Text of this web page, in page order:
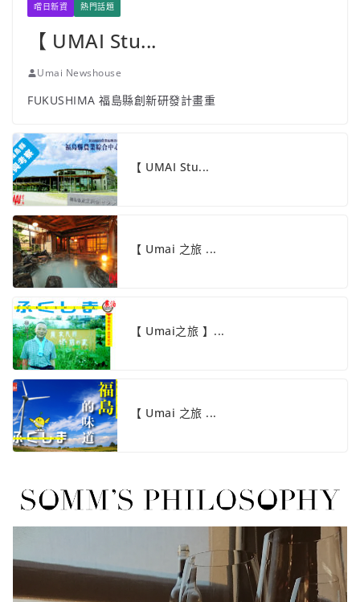
嚐日新資
熱門話題
【 UMAI Stu...
Umai Newshouse
FUKUSHIMA 福島縣創新研發計畫重
【 UMAI Stu...
【 Umai 之旅 ...
【 Umai之旅 】...
【 Umai 之旅 ...